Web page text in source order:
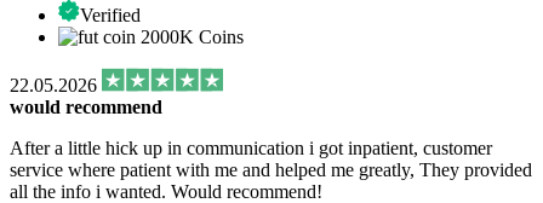
Verified
2000K Coins
22.05.2026
would recommend
After a little hick up in communication i got inpatient, customer
service where patient with me and helped me greatly, They provided
all the info i wanted. Would recommend!